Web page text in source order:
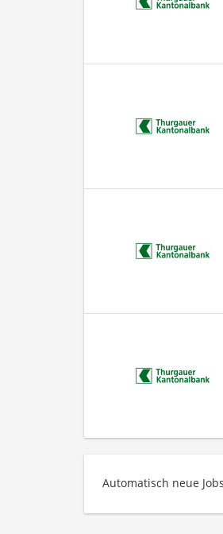
Automatisch neue